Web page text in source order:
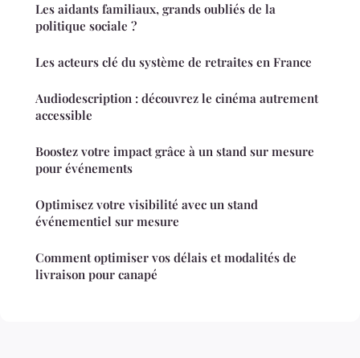
Les aidants familiaux, grands oubliés de la
politique sociale ?
Les acteurs clé du système de retraites en France
Audiodescription : découvrez le cinéma autrement
accessible
Boostez votre impact grâce à un stand sur mesure
pour événements
Optimisez votre visibilité avec un stand
événementiel sur mesure
Comment optimiser vos délais et modalités de
livraison pour canapé